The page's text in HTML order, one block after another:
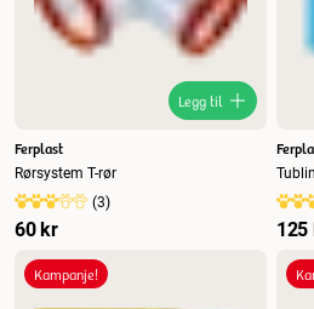
Legg til
Ferplast
Rørsystem T-rør
(3)
60 kr 125
Kampanje!